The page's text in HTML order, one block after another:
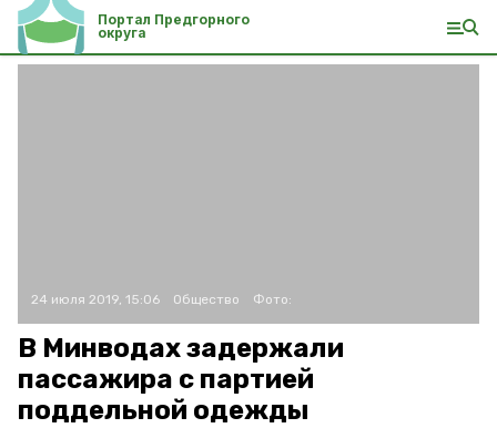
Портал Предгорного
округа
24 июля 2019, 15:06 Общество Фото:
В Минводах задержали
пассажира с партией
поддельной одежды